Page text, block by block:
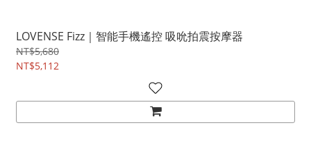
LOVENSE Fizz｜智能手機遙控 吸吮拍震按摩器
NT$5,680
NT$5,112